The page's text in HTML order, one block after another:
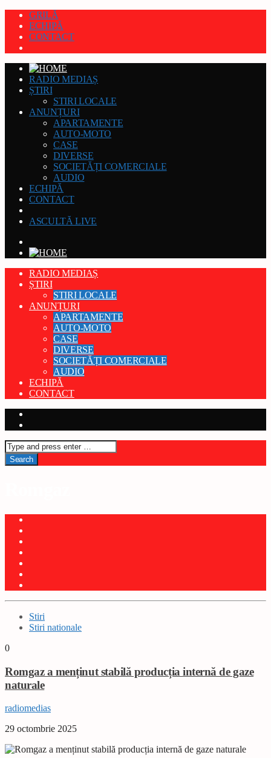
GRILĂ
ECHIPĂ
CONTACT
RADIO MEDIAȘ
ȘTIRI
STIRI LOCALE
ANUNȚURI
APARTAMENTE
AUTO-MOTO
CASE
DIVERSE
SOCIETĂȚI COMERCIALE
AUDIO
ECHIPĂ
CONTACT
ASCULTĂ LIVE
RADIO MEDIAȘ
ȘTIRI
STIRI LOCALE
ANUNȚURI
APARTAMENTE
AUTO-MOTO
CASE
DIVERSE
SOCIETĂȚI COMERCIALE
AUDIO
ECHIPĂ
CONTACT
Stiri
Stiri nationale
0
Romgaz a menținut stabilă producția internă de gaze
naturale
radiomedias
29 octombrie 2025